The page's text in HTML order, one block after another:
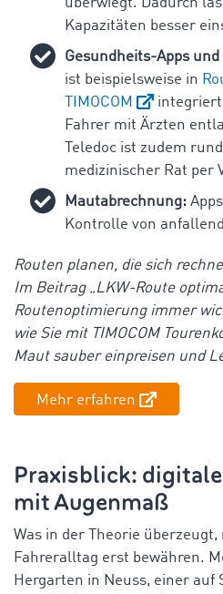
Kapazitäten besser
Gesundheits-Apps
ist beispielsweise in
TIMOCOM
integriert
Fahrer mit Ärzten
Teledoc ist zudem
medizinischer Rat per
Mautabrechnung:
Kontrolle von
Routen planen, die sich
Im Beitrag „LKW-Route
Routenoptimierung immer
wie Sie mit TIMOCOM
Maut sauber einpreisen und
Mehr erfahren
Praxisblick:
mit Augenmaß
Was in der Theorie überzeugt,
Fahreralltag erst bewähren.
Hergarten in Neuss, einer auf